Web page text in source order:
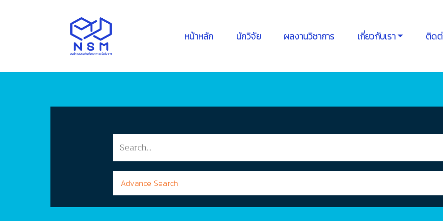
หน้าหลัก นักวิจัย ผลงานวิชาการ เกี่ยวกับเรา ติดต่
Advance Search